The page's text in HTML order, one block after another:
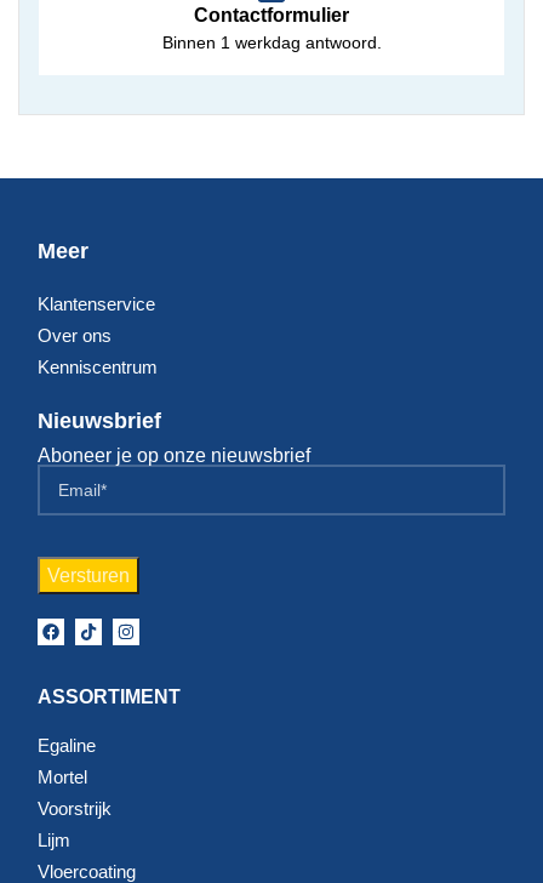
Contactformulier
Binnen 1 werkdag antwoord.
Meer
Klantenservice
Over ons
Kenniscentrum
Nieuwsbrief
Aboneer je op onze nieuwsbrief
ASSORTIMENT
Egaline
Mortel
Voorstrijk
Lijm
Vloercoating